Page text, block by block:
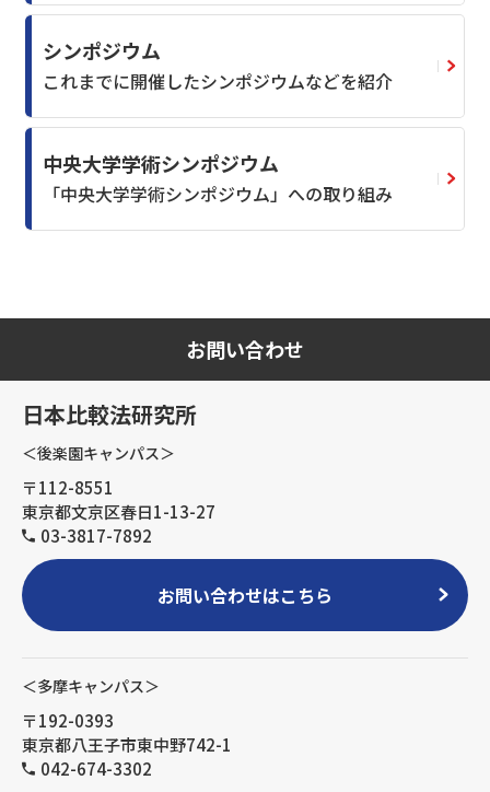
シンポジウム
これまでに開催したシンポジウムなどを紹介
中央大学学術シンポジウム
「中央大学学術シンポジウム」への取り組み
お問い合わせ
日本比較法研究所
＜後楽園キャンパス＞
〒112-8551
東京都文京区春日1-13-27
03-3817-7892
お問い合わせはこちら
＜多摩キャンパス＞
〒192-0393
東京都八王子市東中野742-1
042-674-3302